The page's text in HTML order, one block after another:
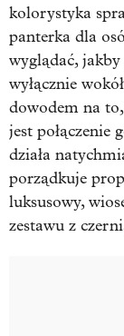
kolorystyka
panterka dla
wyglądać, jakby
wyłącznie
dowodem na
jest połączenie
działa
porządkuje
luksusowy,
zestawu z